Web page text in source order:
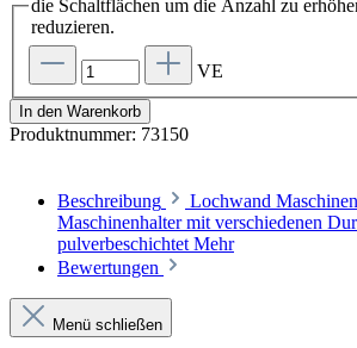
die Schaltflächen um die Anzahl zu
reduzieren.
VE
In den Warenkorb
Produktnummer: 73150
Beschreibung
Lochwand
Maschinenhalter mit verschiedenen
pulverbeschichtet Mehr
Bewertungen
Menü schließen